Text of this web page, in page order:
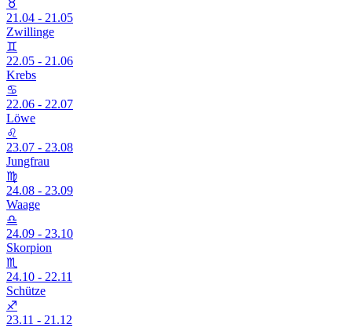
♉
21.04 - 21.05
Zwillinge
♊
22.05 - 21.06
Krebs
♋
22.06 - 22.07
Löwe
♌
23.07 - 23.08
Jungfrau
♍
24.08 - 23.09
Waage
♎
24.09 - 23.10
Skorpion
♏
24.10 - 22.11
Schütze
♐
23.11 - 21.12